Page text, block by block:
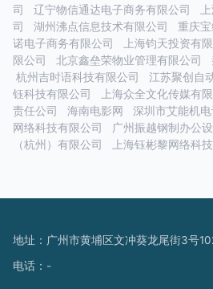
司
辽宁物信通达电子商务有限公司
司
湖州沸点信息技术有限公司 重庆
诺电子商务有限公司
上海钧天投资有
限公司
北京鑫垒荣物业管理有限公司
杭州吉时语科技有限公司
江苏聚创自
钰科技有限公司
上海众全文化传媒有
责任公司
海南电影网 深圳市艾能机
网络科技有限公司
广州振越钢制办公
（杭州）有限公司
上海钰彬黎网络科
地址：广州市黄埔区文冲葵龙尾街3号
电话：-